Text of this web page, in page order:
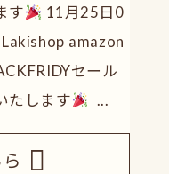
す
11月25日0
Lakishop amazon
セール
たします
...